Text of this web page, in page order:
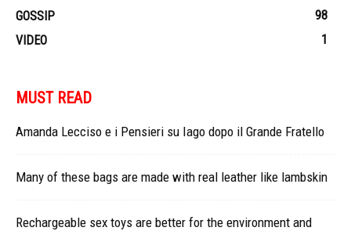
GOSSIP
98
VIDEO
1
MUST READ
Amanda Lecciso e i Pensieri su Iago dopo il Grande Fratello
Many of these bags are made with real leather like lambskin
Rechargeable sex toys are better for the environment and